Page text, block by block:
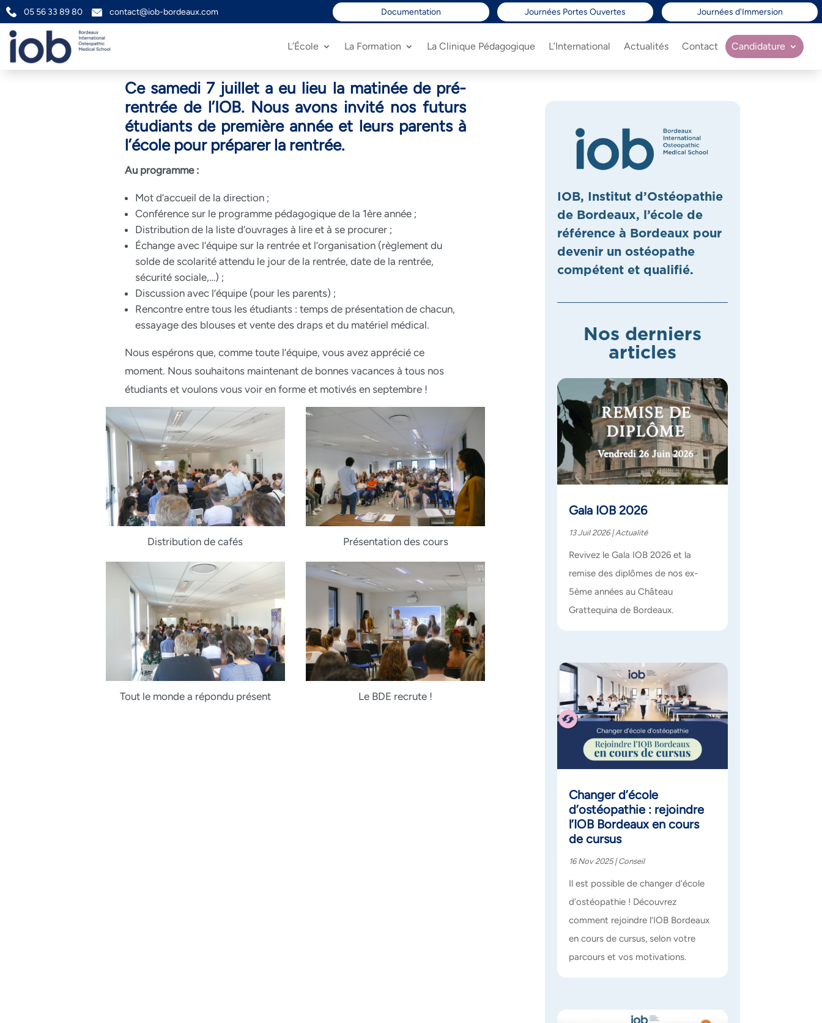
05 56 33 89 80 contact@iob-bordeaux.com Documentation Journées Portes Ouvertes Journées d'Immersion
L’École La Formation La Clinique Pédagogique L’International Actualités Contact Candidature
Ce samedi 7 juillet a eu lieu la matinée de pré-
rentrée de l’IOB. Nous avons invité nos futurs
étudiants de première année et leurs parents à
l’école pour préparer la rentrée.
Au programme :
Mot d’accueil de la direction ;
Conférence sur le programme pédagogique de la 1ère année ;
Distribution de la liste d’ouvrages à lire et à se procurer ;
Échange avec l’équipe sur la rentrée et l’organisation (règlement du
solde de scolarité attendu le jour de la rentrée, date de la rentrée,
sécurité sociale,…) ;
Discussion avec l’équipe (pour les parents) ;
Rencontre entre tous les étudiants : temps de présentation de chacun,
essayage des blouses et vente des draps et du matériel médical.
Nous espérons que, comme toute l’équipe, vous avez apprécié ce
moment. Nous souhaitons maintenant de bonnes vacances à tous nos
étudiants et voulons vous voir en forme et motivés en septembre !
Distribution de cafés
Tout le monde a répondu présent
Présentation des cours
Le BDE recrute !
IOB, Institut d’Ostéopathie
de Bordeaux, l’école de
référence à Bordeaux pour
devenir un ostéopathe
compétent et qualifié.
Nos derniers
articles
Gala IOB 2026
13 Juil 2026|Actualité
Revivez le Gala IOB 2026 et la
remise des diplômes de nos ex-
5ème années au Château
Grattequina de Bordeaux.
Changer d’école
d’ostéopathie : rejoindre
l’IOB Bordeaux en cours
de cursus
16 Nov 2025|Conseil
Il est possible de changer d’école
d’ostéopathie ! Découvrez
comment rejoindre l’IOB Bordeaux
en cours de cursus, selon votre
parcours et vos motivations.